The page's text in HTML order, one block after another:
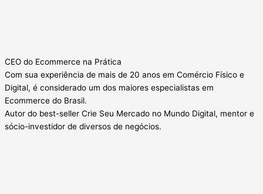
CEO do Ecommerce na Prática
Com sua experiência de mais de 20 anos em Comércio Físico e
Digital, é considerado um dos maiores especialistas em
Ecommerce do Brasil.
Autor do best-seller Crie Seu Mercado no Mundo Digital, mentor e
sócio-investidor de diversos de negócios.